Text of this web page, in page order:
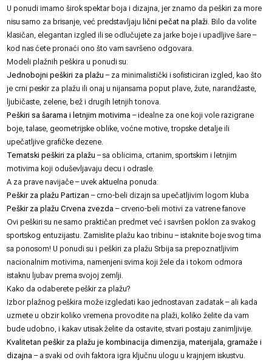
U ponudi imamo širok spektar boja i dizajna, jer znamo da peškiri za more
nisu samo za brisanje, već predstavljaju lični pečat na plaži . Bilo da volite
klasičan, elegantan izgled ili se odlučujete za jarke boje i upadljive šare –
kod nas ćete pronaći ono što vam savršeno odgovara.
Modeli plažnih peškira u ponudi su:
Jednobojni peškiri za plažu – za minimalistički i sofisticiran izgled, kao što
je crni peskir za plažu ili onaj u nijansama poput plave, žute, narandžaste,
ljubičaste, zelene, bež i drugih letnjih tonova.
Peškiri sa šarama i letnjim motivima – idealne za one koji vole razigrane
boje, talase, geometrijske oblike, voćne motive, tropske detalje ili
upečatljive grafičke dezene.
Tematski peškiri za plažu – sa oblicima, crtanim, sportskim i letnjim
motivima koji oduševljavaju decu i odrasle.
A za prave navijače – uvek aktuelna ponuda:
Peškir za plažu Partizan – crno-beli dizajn sa upečatljivim logom kluba
Peškir za plažu Crvena zvezda – crveno-beli motivi za vatrene fanove
Ovi peškiri su ne samo praktičan predmet već i savršen poklon za svakog
sportskog entuzijastu. Zamislite plažu kao tribinu – istaknite boje svog tima
sa ponosom! U ponudi su i peškiri za plažu Srbija sa prepoznatljivim
nacionalnim motivima, namenjeni svima koji žele da i tokom odmora
istaknu ljubav prema svojoj zemlji.
Kako da odaberete peškir za plažu?
Izbor plažnog peškira može izgledati kao jednostavan zadatak – ali kada
uzmete u obzir koliko vremena provodite na plaži, koliko želite da vam
bude udobno, i kakav utisak želite da ostavite, stvari postaju zanimljivije.
Kvalitetan peškir za plažu je kombinacija dimenzija, materijala, gramaže i
dizajna – a svaki od ovih faktora igra ključnu ulogu u krajnjem iskustvu.